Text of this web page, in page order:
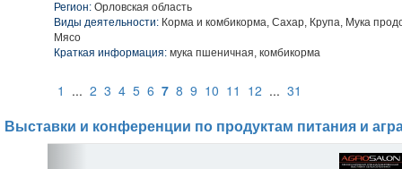
Регион: Орловская область
Виды деятельности: Корма и комбикорма, Сахар, Крупа, Мука
Мясо
Краткая информация: мука пшеничная, комбикорма
1 ... 2 3 4 5 6 7 8 9 10 11 12 ... 31
Выставки и конференции по продуктам питания и